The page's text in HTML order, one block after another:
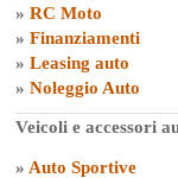
» RC Moto
» Finanziamenti
» Leasing auto
» Noleggio Auto
Veicoli e accessori
» Auto Sportive